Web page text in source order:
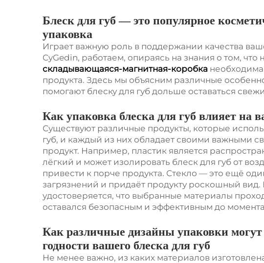
Блеск для губ — это популярное
упаковка
Играет важную роль в поддержании качества
CyGedin, работаем, опираясь на знания о том, что
складывающаяся-магнитная-коробка
продукта. Здесь мы объясним различные
помогают блеску для губ дольше оставаться
Как упаковка блеска для губ влияет на
Существуют различные продукты, которые
губ, и каждый из них обладает своими важными
продукт. Например, пластик является
лёгкий и может изолировать блеск для губ от
привести к порче продукта. Стекло — это ещё
загрязнений и придаёт продукту роскошный вид.
удостоверяется, что выбранные материалы
оставался безопасным и эффективным до
Как различные дизайны упаковки
годности вашего блеска для губ
Не менее важно, из каких материалов